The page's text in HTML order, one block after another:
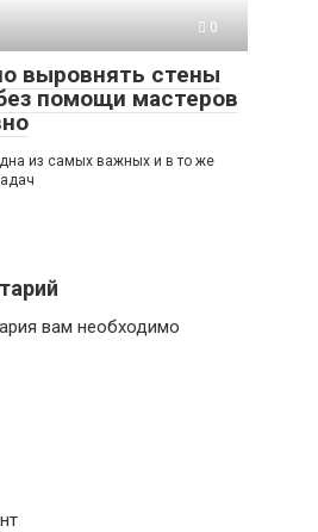
0
выровнять стены
помощи мастеров
из самых важных и в то же
вам необходимо